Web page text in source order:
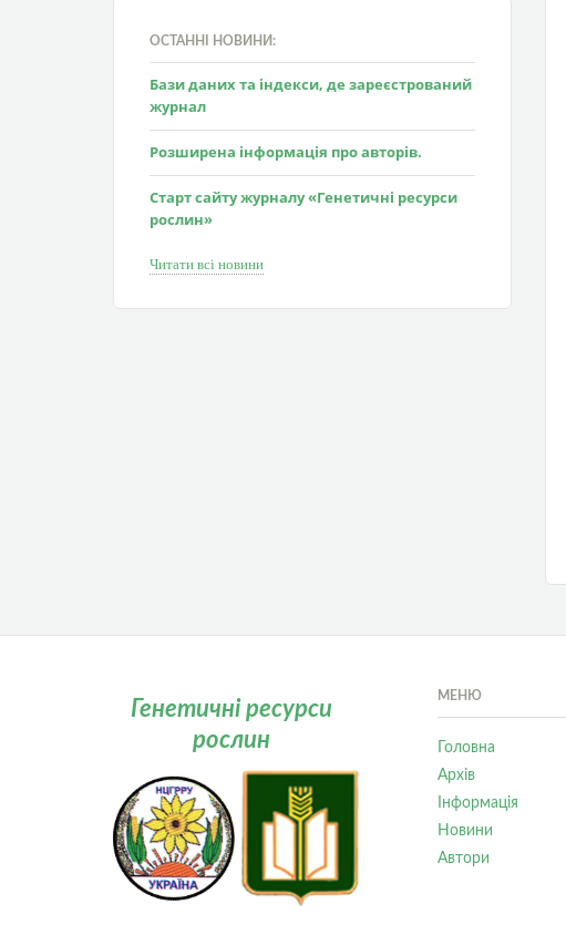
ОСТАННІ НОВИНИ:
Бази даних та індекси, де зареєстрований
журнал
Розширена інформація про авторів.
Старт сайту журналу «Генетичні ресурси
рослин»
Читати всі новини
Генетичні ресурси
рослин
МЕНЮ
Головна
Архів
Інформація
Новини
Автори